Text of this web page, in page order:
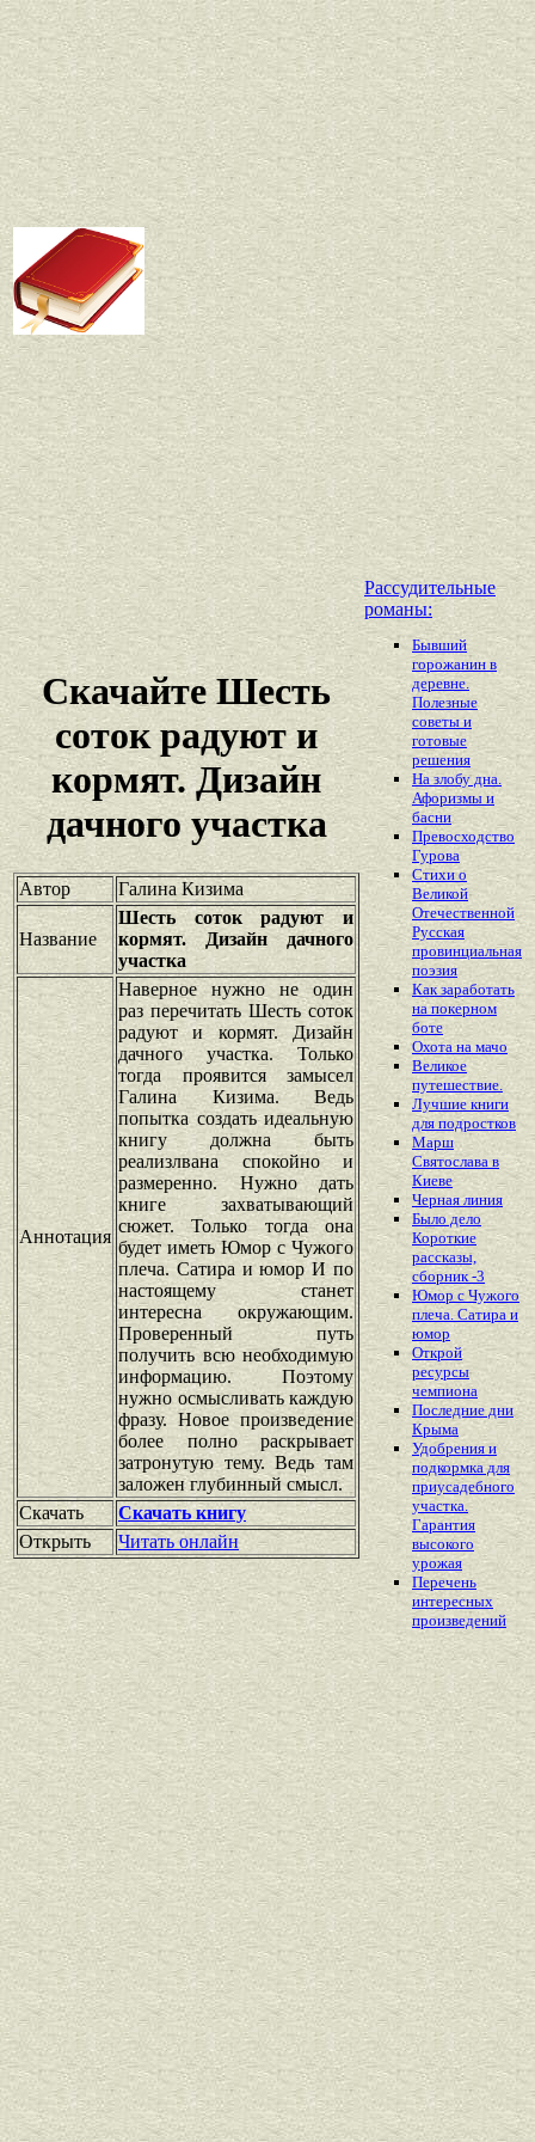
Скачайте Шесть
соток радуют и
кормят. Дизайн
дачного участка
Автор Галина Кизима
Название
Шесть соток радуют и
кормят. Дизайн дачного
участка
Аннотация
Наверное нужно не один
раз перечитать Шесть соток
радуют и кормят. Дизайн
дачного участка. Только
тогда проявится замысел
Галина Кизима. Ведь
попытка создать идеальную
книгу должна быть
реализлвана спокойно и
размеренно. Нужно дать
книге захватывающий
сюжет. Только тогда она
будет иметь Юмор с Чужого
плеча. Сатира и юмор И по
настоящему станет
интересна окружающим.
Проверенный путь
получить всю необходимую
информацию. Поэтому
нужно осмысливать каждую
фразу. Новое произведение
более полно раскрывает
затронутую тему. Ведь там
заложен глубинный смысл.
Скачать
Скачать книгу
Открыть
Читать онлайн
Рассудительные
романы:
Бывший
горожанин в
деревне.
Полезные
советы и
готовые
решения
На злобу дна.
Афоризмы и
басни
Превосходство
Гурова
Стихи о
Великой
Отечественной
Русская
провинциальная
поэзия
Как заработать
на покерном
боте
Охота на мачо
Великое
путешествие.
Лучшие книги
для подростков
Марш
Святослава в
Киеве
Черная линия
Было дело
Короткие
рассказы,
сборник -3
Юмор с Чужого
плеча. Сатира и
юмор
Открой
ресурсы
чемпиона
Последние дни
Крыма
Удобрения и
подкормка для
приусадебного
участка.
Гарантия
высокого
урожая
Перечень
интересных
произведений